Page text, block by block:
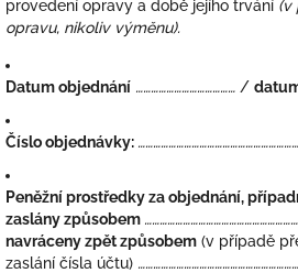
provedení opravy a době jejího trvání (v
opravu, nikoliv výměnu).
Datum objednání ………………………………… /
Číslo objednávky:
Peněžní prostředky za objednání,
zaslány způsobem
navráceny zpět způsobem (v případě
zaslání čísla účtu)